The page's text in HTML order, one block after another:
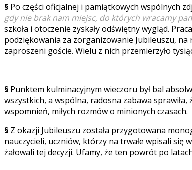
§ Po części oficjalnej i pamiątkowych wspólnych
gdy nie brak nam miejsc, do których wracamy
szkoła i otoczenie zyskały odświętny wygląd.
podziękowania za zorganizowanie Jubileuszu,
zaproszeni goście. Wielu z nich przemierzyło
§ Punktem kulminacyjnym wieczoru był bal
wszystkich, a wspólna, radosna zabawa
wspomnień, miłych rozmów o minionych czasach.
§ Z okazji Jubileuszu została przygotowana
nauczycieli, uczniów, którzy na trwałe wpisali się
żałowali tej decyzji. Ufamy, że ten powrót po